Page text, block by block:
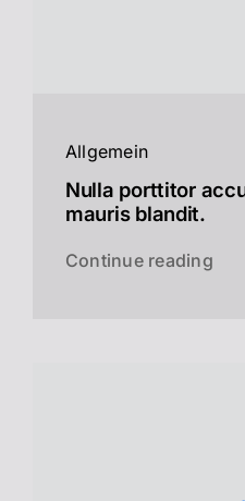
Allgemein
Nulla porttitor
mauris blandit.
Continue reading